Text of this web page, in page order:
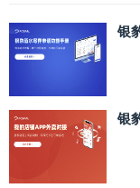
银
银